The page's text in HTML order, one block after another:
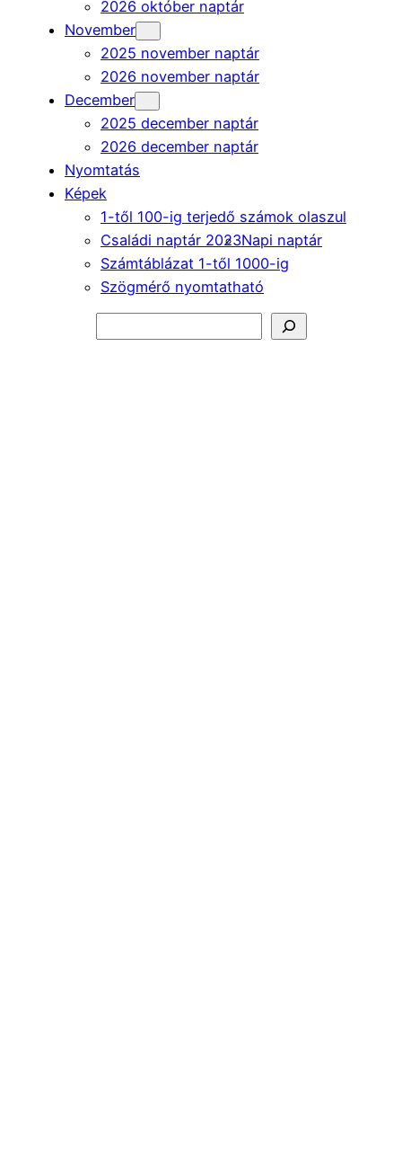
2026 október naptár
November
2025 november naptár
2026 november naptár
December
2025 december naptár
2026 december naptár
Nyomtatás
Képek
1-től 100-ig terjedő számok olaszul
Családi naptár 2023Napi naptár
Számtáblázat 1-től 1000-ig
Szögmérő nyomtatható